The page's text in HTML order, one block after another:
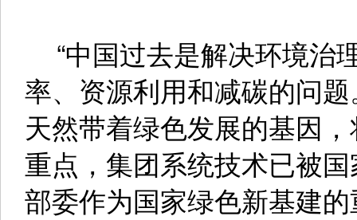
“中国过去是解决环境治
率、资源利用和减碳的问
天然带着绿色发展的基因
重点，集团系统技术已被
部委作为国家绿色新基建